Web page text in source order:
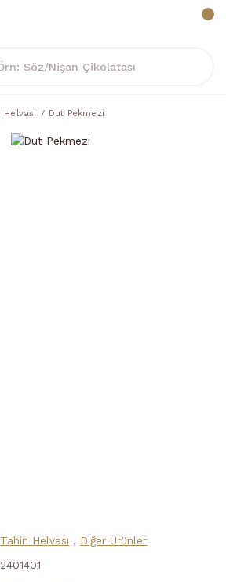
Helvası Dut Pekmezi
Tahin Helvası , Diğer Ürünler
2401401